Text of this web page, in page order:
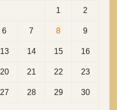
1 2
6 7 8 9
13 14 15 16
20 21 22 23
27 28 29 30